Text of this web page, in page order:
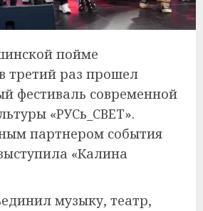
пойме
третий раз прошел
фестиваль современной
«РУСь_СВЕТ».
партнером события
«Калина
музыку, театр,